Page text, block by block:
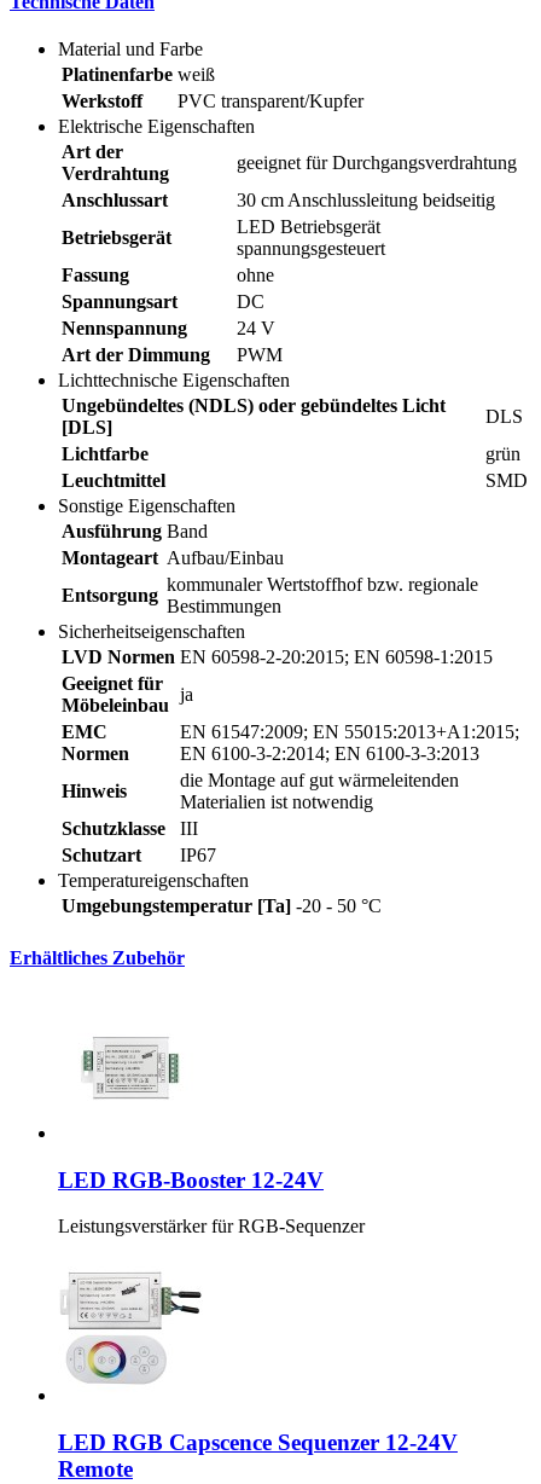
Material und Farbe
Platinenfarbe weiß
Werkstoff
PVC transparent/Kupfer
Elektrische Eigenschaften
Art der
Verdrahtung
geeignet für Durchgangsverdrahtung
Anschlussart
30 cm Anschlussleitung beidseitig
Betriebsgerät
LED Betriebsgerät
spannungsgesteuert
Fassung
ohne
Spannungsart
DC
Nennspannung
24 V
Art der Dimmung
PWM
Lichttechnische Eigenschaften
Ungebündeltes (NDLS) oder gebündeltes Licht
[DLS]
DLS
Lichtfarbe
grün
Leuchtmittel
SMD
Sonstige Eigenschaften
Ausführung Band
Montageart Aufbau/Einbau
Entsorgung
kommunaler Wertstoffhof bzw. regionale
Bestimmungen
Sicherheitseigenschaften
LVD Normen EN 60598-2-20:2015; EN 60598-1:2015
Geeignet für
Möbeleinbau
ja
EMC
Normen
EN 61547:2009; EN 55015:2013+A1:2015;
EN 6100-3-2:2014; EN 6100-3-3:2013
Hinweis
die Montage auf gut wärmeleitenden
Materialien ist notwendig
Schutzklasse
III
Schutzart
IP67
Temperatureigenschaften
Umgebungstemperatur [Ta] -20 - 50 °C
Erhältliches Zubehör
LED RGB-Booster 12-24V
Leistungsverstärker für RGB-Sequenzer
LED RGB Capscence Sequenzer 12-24V
Remote